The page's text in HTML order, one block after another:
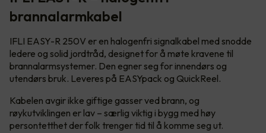
brannalarmkabel
IFLI EASY-R 250V er en halogenfri signalkabel med snodde
ledere og solid jordtråd, designet for å møte kravene til
brannalarmsystemer. Den egner seg for innendørs og
utendørs bruk. Leveres på EASYpack og QuickReel.
Kabelen avgir ikke giftige gasser ved brann, og
røykutviklingen er lav – særlig viktig i bygg med høy
persontetthet der folk trenger tid til å komme seg ut.